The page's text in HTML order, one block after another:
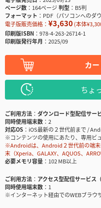
ページ数
164ページ判型
B5判
フォーマット
PDF（パソコンへのダ
電子版販売価格： ¥3,630(本体
印刷版ISBN
978-4-263-26714-1
印刷版発行年月
2025/09
カ
ちょ
ご利用方法
ダウンロード型配信サー
同時使用端末数
2
対応OS
iOS最新の２世代前まで /
※コンテンツの使用にあたり、専用ビ
※Androidは、Android２世代前の端末
末（Xperia、GALAXY、AQUOS、
必要メモリ容量
102 MB以上
ご利用方法
アクセス型配信サービス
同時使用端末数
1
※インターネット経由でのWEBブラウ